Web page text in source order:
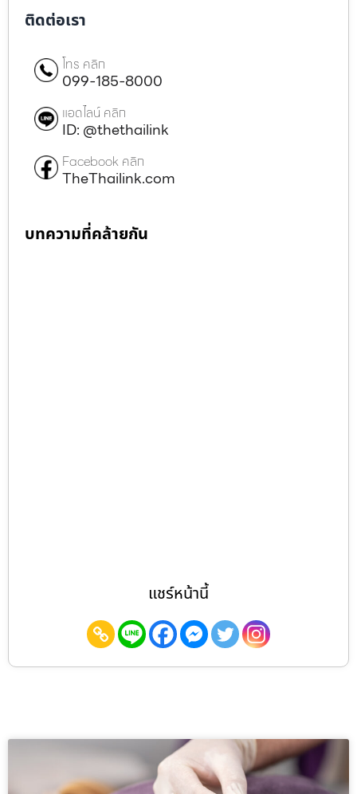
ติดต่อเรา
โทร คลิก
099-185-8000
แอดไลน์ คลิก
ID: @thethailink
Facebook คลิก
TheThailink.com
บทความที่คล้ายกัน
แชร์หน้านี้